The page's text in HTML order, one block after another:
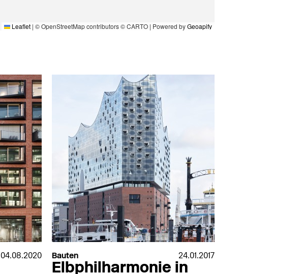
Leaflet | © OpenStreetMap contributors © CARTO | Powered byGeoapify
04.08.2020 Bauten 24.01.2017
Elbphilharmonie in